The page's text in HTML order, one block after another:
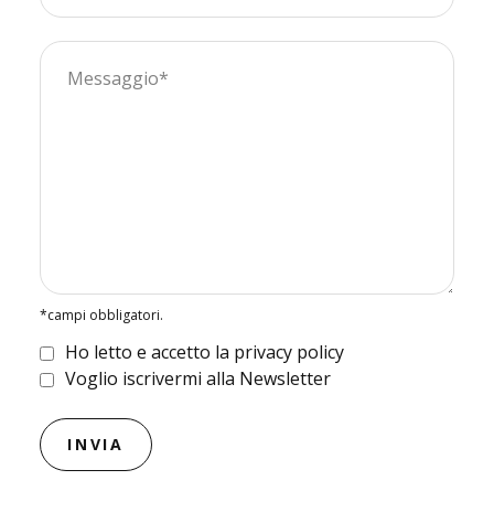
*campi obbligatori.
Ho letto e accetto la privacy policy
Voglio iscrivermi alla Newsletter